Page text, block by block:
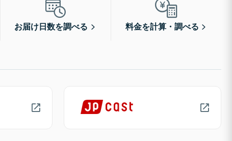
お届け日数を調べる 料金を計算・調べる